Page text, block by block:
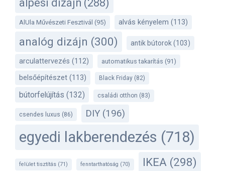
alpesi dizájn (288)
AlUla Művészeti Fesztivál (95) alvás kényelem (113)
analóg dizájn (300) antik bútorok (103)
arculattervezés (112) automatikus takarítás (91)
belsőépítészet (113) Black Friday (82)
bútorfelújítás (132) családi otthon (83)
csendes luxus (86) DIY (196)
egyedi lakberendezés (718)
felület tisztítás (71) fenntarthatóság (70) IKEA (298)